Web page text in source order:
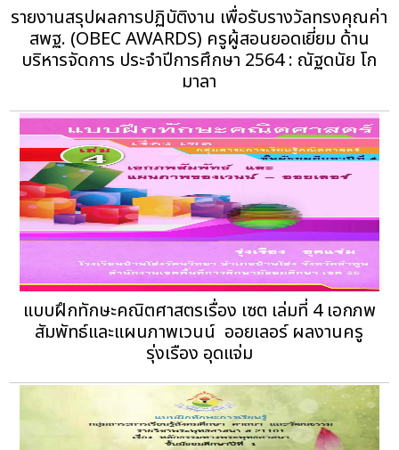
รายงานสรุปผลการปฏิบัติงาน เพื่อรับรางวัลทรงคุณค่า
สพฐ. (OBEC AWARDS) ครูผู้สอนยอดเยี่ยม ด้าน
บริหารจัดการ ประจำปีการศึกษา 2564 : ณัฐดนัย โก
มาลา
แบบฝึกทักษะคณิตศาสตรเรื่อง เซต เล่มที่ 4 เอกภพ
สัมพัทธ์และแผนภาพเวนน์  ออยเลอร์ ผลงานครู
รุ่งเรือง อุดแจ่ม